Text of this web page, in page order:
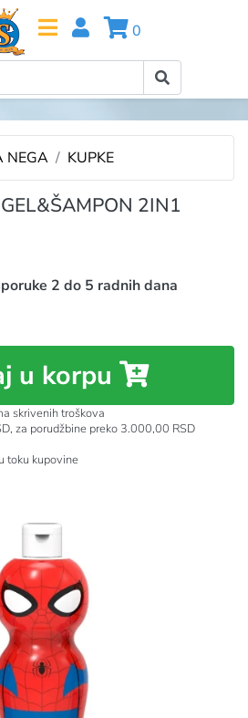
0
NEGA KUPKE
2IN1
2 do 5 radnih dana
u korpu
skrivenih troškova
za porudžbine preko 3.000,00 RSD
toku kupovine